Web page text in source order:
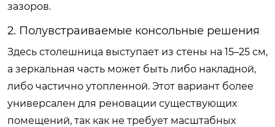
зазоров.
2. Полувстраиваемые консольные решения
Здесь столешница выступает из стены на 15–25 см,
а зеркальная часть может быть либо накладной,
либо частично утопленной. Этот вариант более
универсален для реновации существующих
помещений, так как не требует масштабных